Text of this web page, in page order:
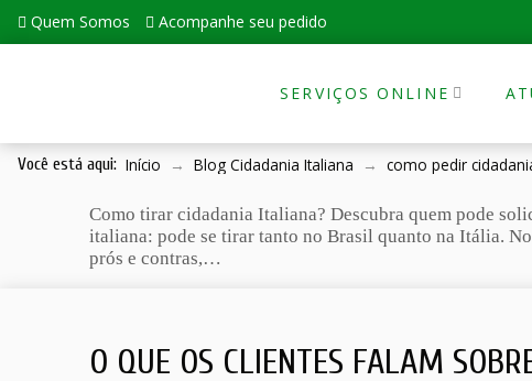
Quem Somos Acompanhe seu pedido
SERVIÇOS ONLINE
Você está aqui: Início → Blog Cidadania Italiana → como pedir
Como tirar cidadania Italiana? Descubra quem pode
italiana: pode se tirar tanto no Brasil quanto na Itália.
prós e contras,…
O QUE OS CLIENTES FALAM